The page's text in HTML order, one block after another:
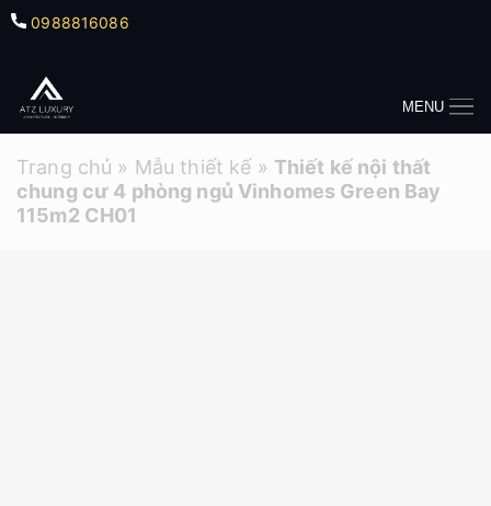
0988816086
MENU
Trang chủ » Mẫu thiết kế » Thiết kế nội thất
chung cư 4 phòng ngủ Vinhomes Green Bay
115m2 CH01